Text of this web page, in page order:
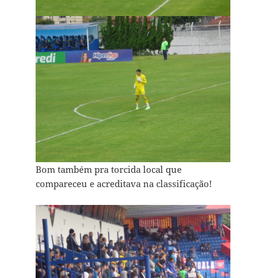
Bom também pra torcida local que
compareceu e acreditava na classificação!